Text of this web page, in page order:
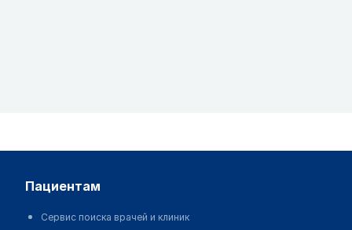
пациентам
Сервис поиска врачей и клиник